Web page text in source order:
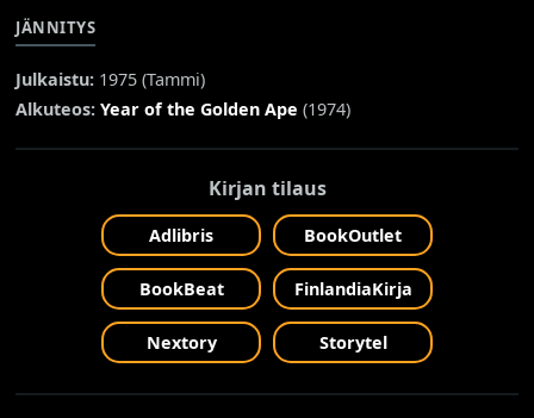
JÄNNITYS
Julkaistu: 1975 (Tammi)
Alkuteos: Year of the Golden Ape (1974)
Kirjan tilaus
Adlibris BookOutlet
BookBeat FinlandiaKirja
Nextory Storytel